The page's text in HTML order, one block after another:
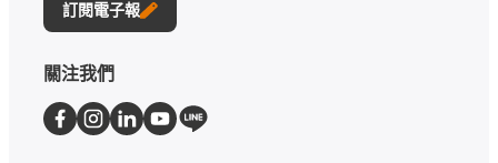
訂閱電子報
關注我們